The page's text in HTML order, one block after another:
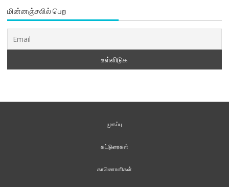
மின்னஞ்சலில் பெற
முகப்பு
கட்டுரைகள்
காணொளிகள்